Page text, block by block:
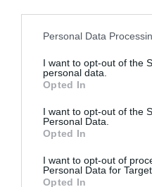
Personal Data
I want to opt-out of the
personal data.
Opted In
I want to opt-out of the
Personal Data.
Opted In
I want to opt-out of
Personal Data for
Opted In
Guardar o meu nome,
para a próxima vez que
Sim, adicione-me à